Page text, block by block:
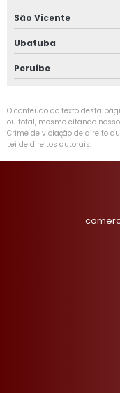
São Vicente
Ubatuba
Peruíbe
O conteúdo do texto desta
ou total, mesmo citando
Crime de violação de direito
Lei de direitos autorais.